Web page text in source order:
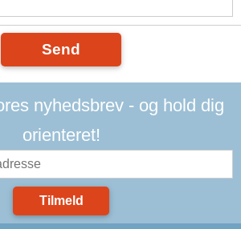
Send
nyhedsbrev - og hold dig
orienteret!
Tilmeld